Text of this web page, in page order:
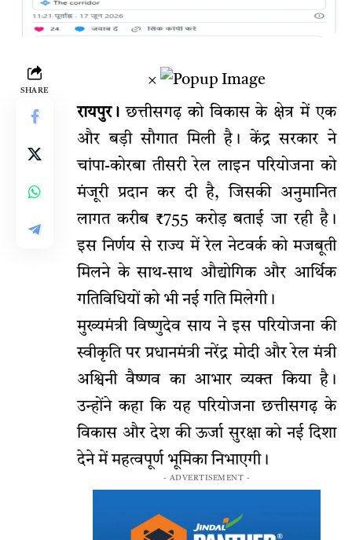
SHARE
×
रायपुर। छत्तीसगढ़ को विकास के क्षेत्र में एक
और बड़ी सौगात मिली है। केंद्र सरकार ने
चांपा-कोरबा तीसरी रेल लाइन परियोजना को
मंजूरी प्रदान कर दी है, जिसकी अनुमानित
लागत करीब ₹755 करोड़ बताई जा रही है।
इस निर्णय से राज्य में रेल नेटवर्क को मजबूती
मिलने के साथ-साथ औद्योगिक और आर्थिक
गतिविधियों को भी नई गति मिलेगी।
मुख्यमंत्री विष्णुदेव साय ने इस परियोजना की
स्वीकृति पर प्रधानमंत्री नरेंद्र मोदी और रेल मंत्री
अश्विनी वैष्णव का आभार व्यक्त किया है।
उन्होंने कहा कि यह परियोजना छत्तीसगढ़ के
विकास और देश की ऊर्जा सुरक्षा को नई दिशा
देने में महत्वपूर्ण भूमिका निभाएगी।
- ADVERTISEMENT -